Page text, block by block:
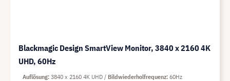
Blackmagic Design SmartView Monitor, 3840 x 2160 4K
UHD, 60Hz
Auflösung 3840 x 2160 4K UHD Bildwiederholfrequenz 60Hz